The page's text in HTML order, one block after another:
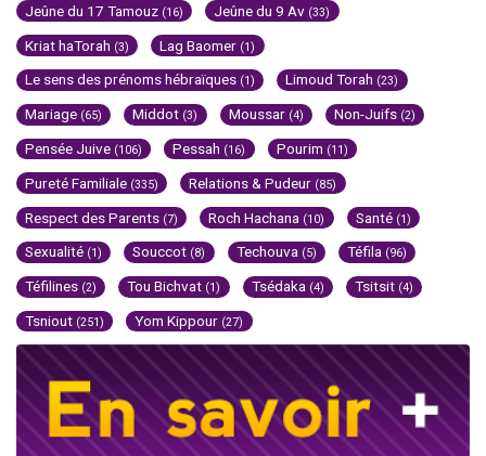
Jeûne du 17 Tamouz (16) Jeûne du 9 Av (33)
Kriat haTorah (3) Lag Baomer (1)
Le sens des prénoms hébraïques (1) Limoud Torah (23)
Mariage (65) Middot (3) Moussar (4) Non-Juifs (2)
Pensée Juive (106) Pessah (16) Pourim (11)
Pureté Familiale (335) Relations & Pudeur (85)
Respect des Parents (7) Roch Hachana (10) Santé (1)
Sexualité (1) Souccot (8) Techouva (5) Téfila (96)
Téfilines (2) Tou Bichvat (1) Tsédaka (4) Tsitsit (4)
Tsniout (251) Yom Kippour (27)